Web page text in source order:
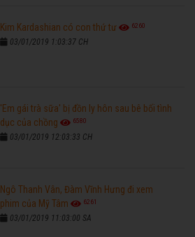
Kim Kardashian có con thứ tư 6260
03/01/2019 1:03:37 CH
'Em gái trà sữa' bị đồn ly hôn sau bê bối tình
dục của chồng
6580
03/01/2019 12:03:33 CH
Ngô Thanh Vân, Đàm Vĩnh Hưng đi xem
phim của Mỹ Tâm
6261
03/01/2019 11:03:00 SA